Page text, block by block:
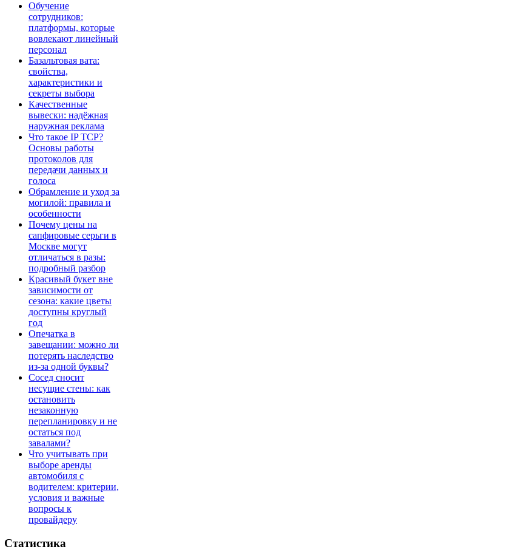
Обучение
сотрудников:
платформы, которые
вовлекают линейный
персонал
Базальтовая вата:
свойства,
характеристики и
секреты выбора
Качественные
вывески: надёжная
наружная реклама
Что такое IP TCP?
Основы работы
протоколов для
передачи данных и
голоса
Обрамление и уход за
могилой: правила и
особенности
Почему цены на
сапфировые серьги в
Москве могут
отличаться в разы:
подробный разбор
Красивый букет вне
зависимости от
сезона: какие цветы
доступны круглый
год
Опечатка в
завещании: можно ли
потерять наследство
из-за одной буквы?
Сосед сносит
несущие стены: как
остановить
незаконную
перепланировку и не
остаться под
завалами?
Что учитывать при
выборе аренды
автомобиля с
водителем: критерии,
условия и важные
вопросы к
провайдеру
Статистика